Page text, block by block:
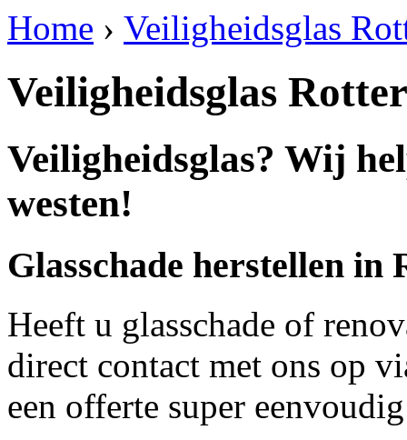
Home › Veiligheidsglas
Veiligheidsglas
Veiligheidsglas? Wij
westen!
Glasschade herstellen in
Heeft u glasschade of
direct contact met ons op
een offerte super